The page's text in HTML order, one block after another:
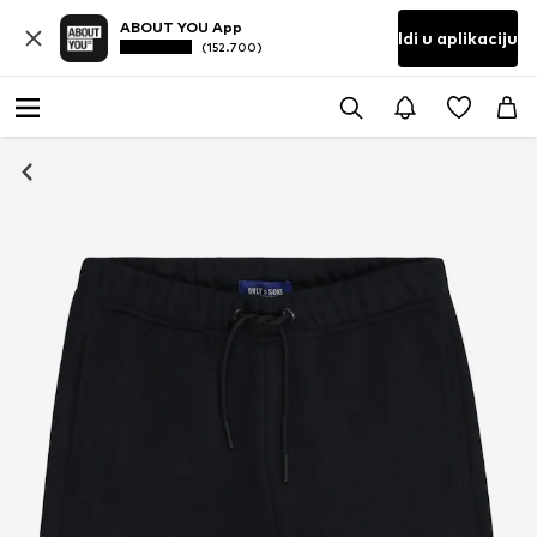
ABOUT YOU App
(152.700) Idi u aplikaciju